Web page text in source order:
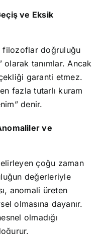
ve Eksik
filozoflar doğruluğu
olarak tanımlar. Ancak
garanti etmez.
fazla tutarlı kuram
denir.
ve
çoğu zaman
değerleriyle
anomali üreten
olmasına dayanır.
olmadığı